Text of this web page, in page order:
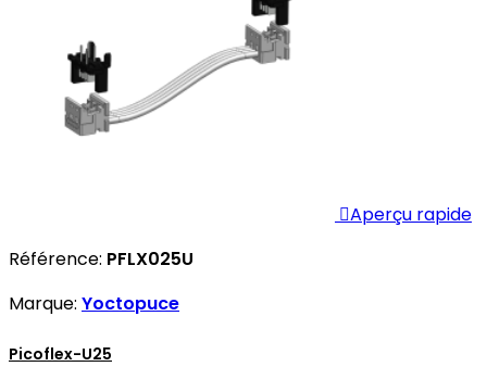
Aperçu rapide
Référence: PFLX025U
Marque: Yoctopuce
Picoflex-U25